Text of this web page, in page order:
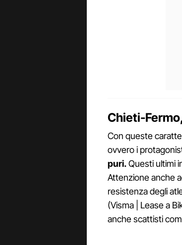
Chieti-
Con queste
ovvero i
puri.Questi ultimi
Attenzione anche
resistenza degli
(Visma | Lease a
anche scattisti